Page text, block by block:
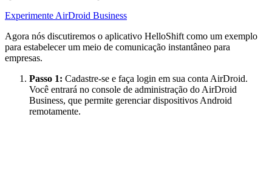
Experimente AirDroid Business
Agora nós discutiremos o aplicativo HelloShift como um exemplo
para estabelecer um meio de comunicação instantâneo para
empresas.
Passo 1: Cadastre-se e faça login em sua conta AirDroid.
Você entrará no console de administração do AirDroid
Business, que permite gerenciar dispositivos Android
remotamente.